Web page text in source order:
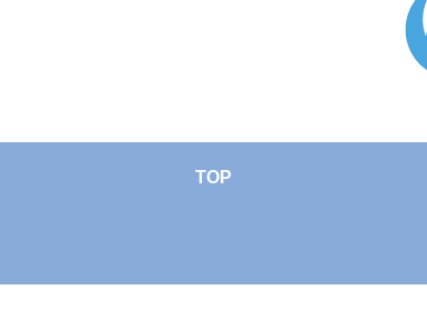
TOP